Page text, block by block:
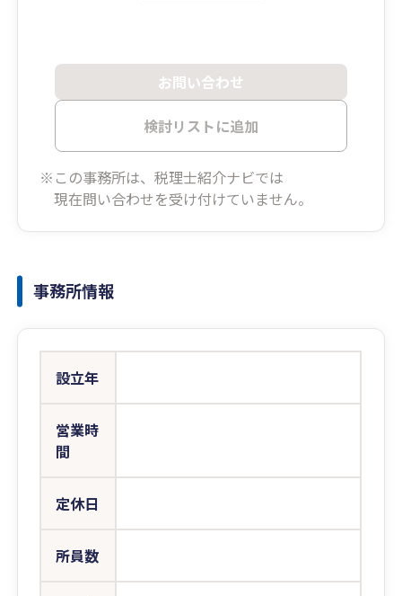
お問い合わせ
検討リストに追加
※この事務所は、税理士紹介ナビでは
現在問い合わせを受け付けていません。
事務所情報
設立年
営業時
間
定休日
所員数